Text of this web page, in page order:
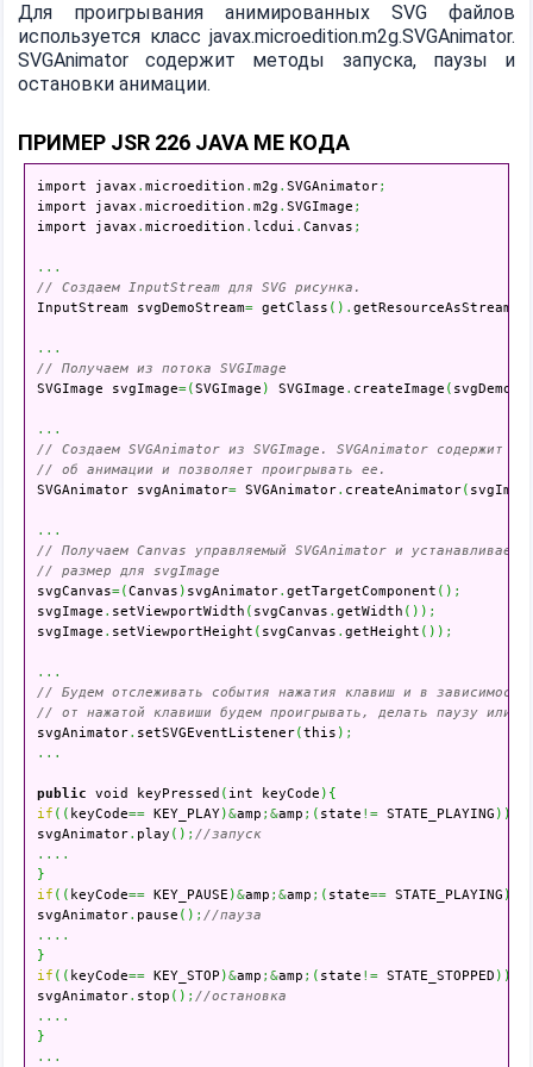
Для проигрывания анимированных SVG файлов
используется класс javax.microedition.m2g.SVGAnimator.
SVGAnimator содержит методы запуска, паузы и
остановки анимации.
ПРИМЕР JSR 226 JAVA ME КОДА
import javax . microedition . m2g . SVGAnimator;
import javax . microedition . m2g . SVGImage ;
import javax . microedition . lcdui . Canvas ;
...
// Создаем InputStream для SVG рисунка.
InputStream svgDemoStream= getClass ( ) . getResourceAsStream
...
// Получаем из потока SVGImage
SVGImage svgImage=(SVGImage ) SVGImage . createImage (
...
// Создаем SVGAnimator из SVGImage. SVGAnimator содержит
// об анимации и позволяет проигрывать ее.
SVGAnimator svgAnimator= SVGAnimator. createAnimator(
...
// Получаем Canvas управляемый SVGAnimator и устанавливаем
// размер для svgImage
svgCanvas=(Canvas ) svgAnimator. getTargetComponent ( ) ;
svgImage . setViewportWidth ( svgCanvas . getWidth ( ) ) ;
svgImage . setViewportHeight ( svgCanvas . getHeight ( ) ) ;
...
// Будем отслеживать события нажатия клавиш и в зависимости
// от нажатой клавиши будем проигрывать, делать паузу или
svgAnimator. setSVGEventListener(this ) ;
...
public void keyPressed ( int keyCode ) {
if ( ( keyCode== KEY_PLAY)&amp ;&amp ; ( state != STATE_PLAYING ) )
svgAnimator. play ( ) ; //запуск
....
}
if ( ( keyCode== KEY_PAUSE )&amp ;&amp ; ( state== STATE_PLAYING )
svgAnimator. pause ( ) ; //пауза
....
}
if ( ( keyCode== KEY_STOP )&amp ;&amp ; ( state != STATE_STOPPED ) )
svgAnimator. stop ( ) ; //остановка
....
}
...